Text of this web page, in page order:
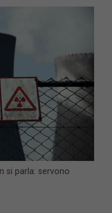
si parla: servono